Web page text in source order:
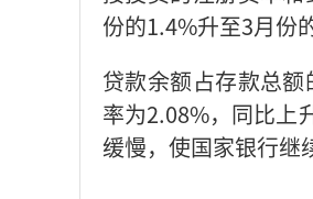
份的1.4%升至3月份
贷款余额占存款总
率为2.08%，同比上
缓慢，使国家银行继